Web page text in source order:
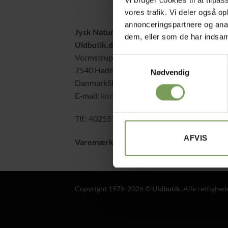
vores trafik. Vi deler også
annonceringspartnere og
dem, eller som de har
Nødvendig
AFVIS
Jysk Naturpleje ApS
Uldbutik.dk
Vormstrupvej 15
7540 Haderup
DanmarkSE nr. 41747323
E-mail: kontakt@uldbutik.dk
Tlf.: 40215797
Varemærke
Alt
Copyright 1976-2026 © Uldbutik. Alle